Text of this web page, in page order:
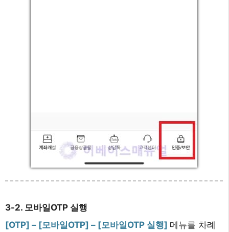
3-2. 모바일OTP 실행
[OTP] – [모바일OTP] – [모바일OTP 실행] 메뉴를 차례